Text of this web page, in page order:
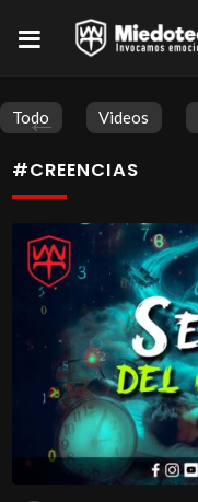
Todo Videos
#CREENCIAS